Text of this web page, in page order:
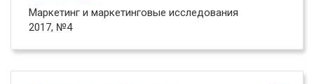
Маркетинг и маркетинговые исследования
2017, №4